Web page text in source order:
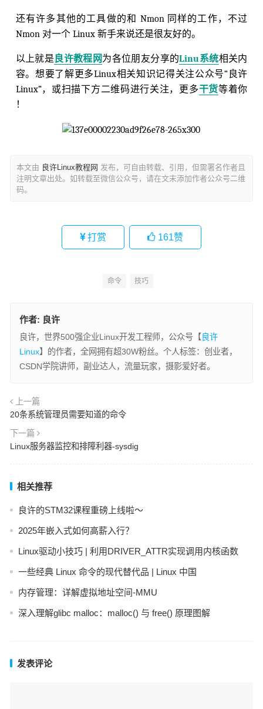
还有许多其他的工具做的和 Nmon 同样的工作，不过
Nmon 对一个 Linux 新手来说还是很友好的。
以上就是良许教程网为各位朋友分享的Linu系统相关内
容。想要了解更多Linux相关知识记得关注公众号“良许
Linux”，或扫描下方二维码进行关注，更多干货等着你
！
本文由 良许Linux教程网 发布，可自由转载、引用，但需署名作者且
注明文章出处。如转载至微信公众号，请在文末添加作者公众号二维
码。
打赏 161赞
命令 技巧
作者: 良许
良许，世界500强企业Linux开发工程师，公众号【 良许
Linux】的作者，全网拥有超30W粉丝。个人标签：创业者，
CSDN学院讲师，副业达人，流量玩家，摄影爱好者。
上一篇
20条系统管理员需要知道的命令
下一篇
Linux服务器监控和排障利器-sysdig
相关推荐
良许的STM32课程重磅上线啦～
2025年嵌入式如何高薪入行？
Linux驱动小技巧 | 利用DRIVER_ATTR实现调用内核函数
一些经典 Linux 命令的现代替代品 | Linux 中国
内存管理：详解虚拟地址空间-MMU
深入理解glibc malloc：malloc() 与 free() 原理图解
发表评论